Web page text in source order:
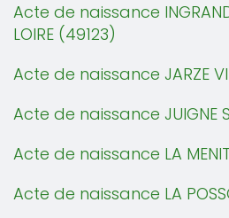
Acte de naissance
LOIRE (49123)
Acte de naissance JARZE
Acte de naissance JUIGNE
Acte de naissance LA
Acte de naissance LA